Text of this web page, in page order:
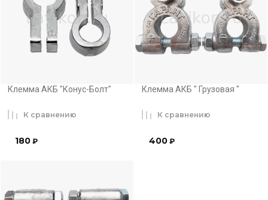
Клемма АКБ "Конус-Болт"
180 ₽
К сравнению
Клемма АКБ " Грузовая "
400 ₽
К сравнению